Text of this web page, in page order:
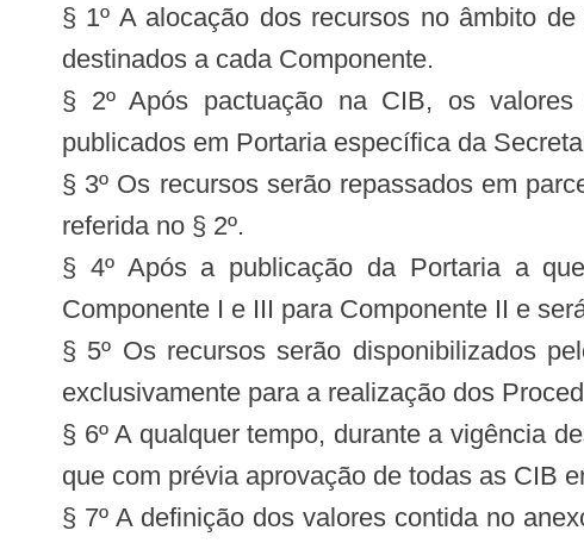
§ 1º A alocação dos recursos no âmbito
destinados a cada Componente.
§ 2º Após pactuação na CIB, os valores
publicados em Portaria específica da
§ 3º Os recursos serão repassados em
referida no § 2º.
§ 4º Após a publicação da Portaria a
Componente I e III para Componente II e
§ 5º Os recursos serão disponibilizados
exclusivamente para a realização dos
§ 6º A qualquer tempo, durante a vigência
que com prévia aprovação de todas as CIB
§ 7º A definição dos valores contida no